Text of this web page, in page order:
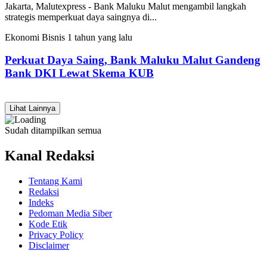
Jakarta, Malutexpress - Bank Maluku Malut mengambil langkah
strategis memperkuat daya saingnya di...
Ekonomi Bisnis 1 tahun yang lalu
Perkuat Daya Saing, Bank Maluku Malut Gandeng
Bank DKI Lewat Skema KUB
Lihat Lainnya
Sudah ditampilkan semua
Kanal Redaksi
Tentang Kami
Redaksi
Indeks
Pedoman Media Siber
Kode Etik
Privacy Policy
Disclaimer